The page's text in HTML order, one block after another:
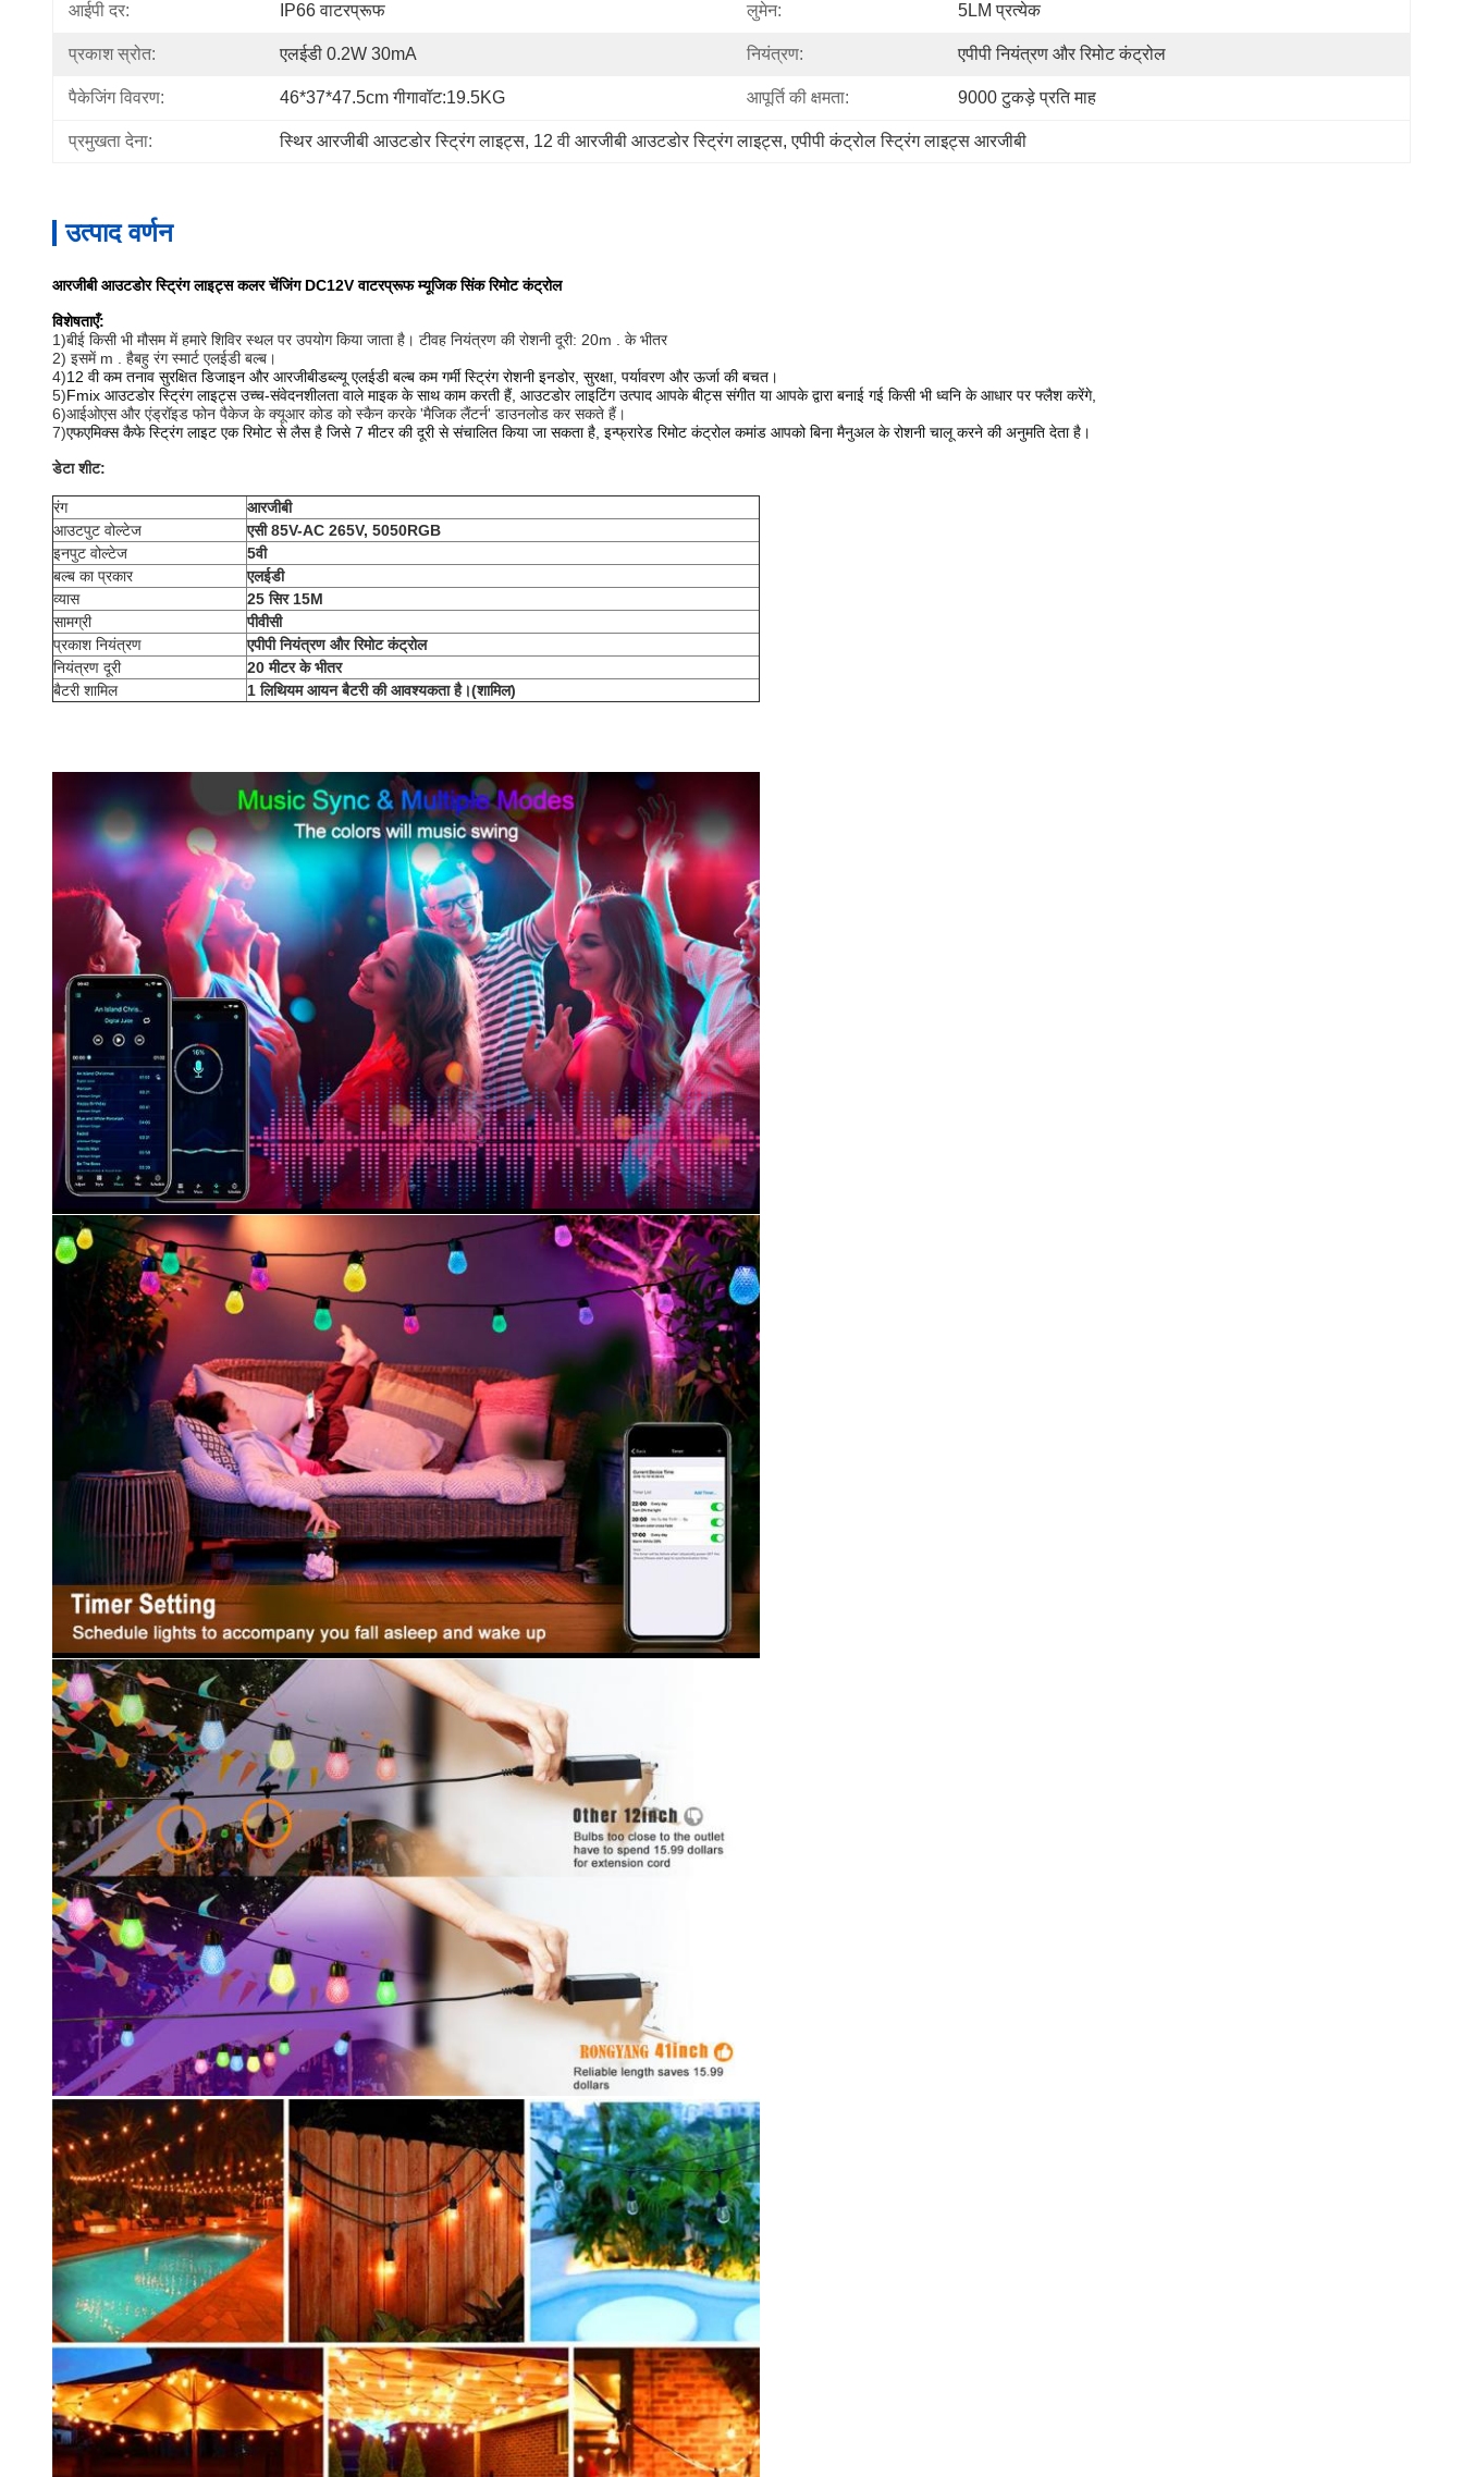
आईपी ​​दर: IP66 वाटरप्रूफ लुमेन: 5LM प्रत्येक
प्रकाश स्रोत: एलईडी 0.2W 30mA नियंत्रण: एपीपी नियंत्रण और रिमोट कंट्रोल
पैकेजिंग विवरण: 46*37*47.5cm गीगावॉट:19.5KG आपूर्ति की क्षमता: 9000 टुकड़े प्रति माह
प्रमुखता देना: स्थिर आरजीबी आउटडोर स्ट्रिंग लाइट्स, 12 वी आरजीबी आउटडोर स्ट्रिंग लाइट्स, एपीपी कंट्रोल स्ट्रिंग लाइट्स आरजीबी
उत्पाद वर्णन
आरजीबी आउटडोर स्ट्रिंग लाइट्स कलर चेंजिंग DC12V वाटरप्रूफ म्यूजिक सिंक रिमोट कंट्रोल
विशेषताएँ:
1)बीई किसी भी मौसम में हमारे शिविर स्थल पर उपयोग किया जाता है। टीवह नियंत्रण की रोशनी दूरी: 20m . के भीतर
2) इसमें m . हैबहु रंग स्मार्ट एलईडी बल्ब।
4)12 वी कम तनाव सुरक्षित डिजाइन और आरजीबीडब्ल्यू एलईडी बल्ब कम गर्मी स्ट्रिंग रोशनी इनडोर, सुरक्षा, पर्यावरण और ऊर्जा की बचत।
5)Fmix आउटडोर स्ट्रिंग लाइट्स उच्च-संवेदनशीलता वाले माइक के साथ काम करती हैं, आउटडोर लाइटिंग उत्पाद आपके बीट्स संगीत या आपके द्वारा बनाई गई किसी भी ध्वनि के आधार पर फ्लैश करेंगे,
6)आईओएस और एंड्रॉइड फोन पैकेज के क्यूआर कोड को स्कैन करके 'मैजिक लैंटर्न' डाउनलोड कर सकते हैं।
7)एफएमिक्स कैफे स्ट्रिंग लाइट एक रिमोट से लैस है जिसे 7 मीटर की दूरी से संचालित किया जा सकता है, इन्फ्रारेड रिमोट कंट्रोल कमांड आपको बिना मैनुअल के रोशनी चालू करने की अनुमति देता है।
डेटा शीट:
रंग
आरजीबी
आउटपुट वोल्टेज
एसी 85V-AC 265V, 5050RGB
इनपुट वोल्टेज
5वी
बल्ब का प्रकार
एलईडी
व्यास
25 सिर 15M
सामग्री
पीवीसी
प्रकाश नियंत्रण
एपीपी नियंत्रण और रिमोट कंट्रोल
नियंत्रण दूरी
20 मीटर के भीतर
बैटरी शामिल
‎1 लिथियम आयन बैटरी की आवश्यकता है।(शामिल)